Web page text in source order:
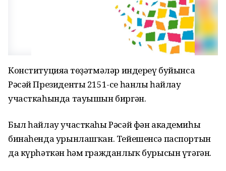
Конституцияға төҙәтмәләр индереү буйынса
Рәсәй Президенты 2151-се һанлы һайлау
участкаһында тауышын биргән.
Был һайлау участкаһы Рәсәй фән академиһы
бинаһенда урынлашҡан. Тейешенсә паспортын
да күрһәткән һәм гражданлыҡ бурысын үтәгән.